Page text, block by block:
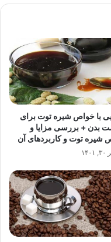
با خواص شیره توت برای
بدن + بررسی مزایا و
شیره توت و کاربردهای آن